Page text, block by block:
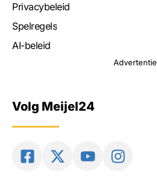
Privacybeleid
Spelregels
AI-beleid
Advertentie
Volg Meijel24